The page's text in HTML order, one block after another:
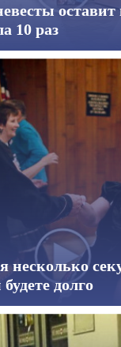
оставит
10 раз
несколько
долго